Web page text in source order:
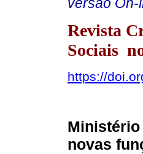
Revista
Sociais
https://
novas